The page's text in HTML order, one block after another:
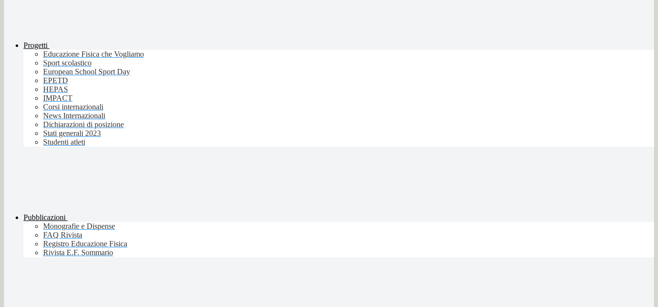
Progetti
Educazione Fisica che Vogliamo
Sport scolastico
European School Sport Day
EPETD
HEPAS
IMPACT
Corsi internazionali
News Internazionali
Dichiarazioni di posizione
Stati generali 2023
Studenti atleti
Pubblicazioni
Monografie e Dispense
FAQ Rivista
Registro Educazione Fisica
Rivista E.F. Sommario